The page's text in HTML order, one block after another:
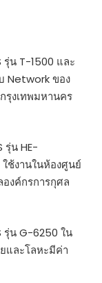
รุ่น T-1500 และ
Network ของ
รุงเทพมหานคร
รุ่น HE-
ใช้งานในห้องศูนย์
งค์กรการกุศล
รุ่น G-6250 ใน
และโลหะมีค่า